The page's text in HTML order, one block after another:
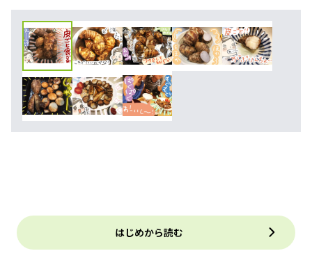
はじめから読む